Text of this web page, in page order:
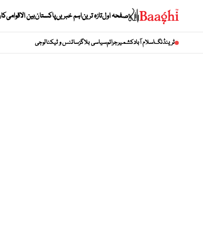
صفحہ اولتازہ تریناہم خبریںپاکستانبین الاقوامی
ٹرینڈنگاسلام آبادکشمیرجرائمسیاسی بلاگزسائنس و ٹیکنالوجی